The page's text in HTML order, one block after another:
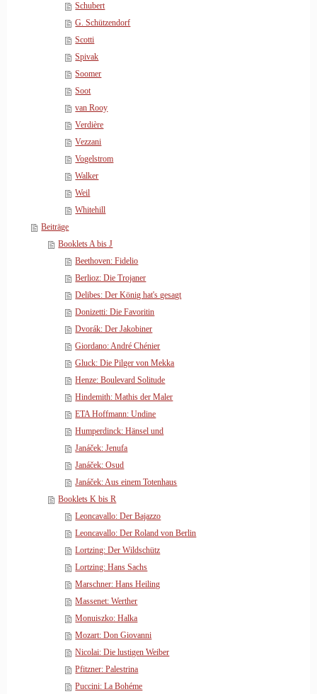
Schubert
G. Schützendorf
Scotti
Spivak
Soomer
Soot
van Rooy
Verdière
Vezzani
Vogelstrom
Walker
Weil
Whitehill
Beiträge
Booklets A bis J
Beethoven: Fidelio
Berlioz: Die Trojaner
Delibes: Der König hat's gesagt
Donizetti: Die Favoritin
Dvorák: Der Jakobiner
Giordano: André Chénier
Gluck: Die Pilger von Mekka
Henze: Boulevard Solitude
Hindemith: Mathis der Maler
ETA Hoffmann: Undine
Humperdinck: Hänsel und
Janáček: Jenufa
Janáček: Osud
Janáček: Aus einem Totenhaus
Booklets K bis R
Leoncavallo: Der Bajazzo
Leoncavallo: Der Roland von Berlin
Lortzing: Der Wildschütz
Lortzing: Hans Sachs
Marschner: Hans Heiling
Massenet: Werther
Monuiszko: Halka
Mozart: Don Giovanni
Nicolai: Die lustigen Weiber
Pfitzner: Palestrina
Puccini: La Bohéme